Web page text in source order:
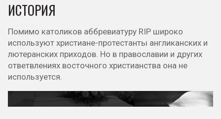
ИСТОРИЯ
Помимо католиков аббревиатуру RIP широко
используют христиане-протестанты англиканских и
лютеранских приходов. Но в православии и других
ответвлениях восточного христианства она не
используется.